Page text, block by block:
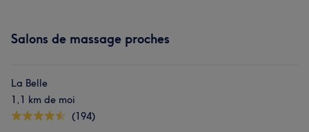
Salons de massage proches
La Belle
1,1 km de moi
(194)